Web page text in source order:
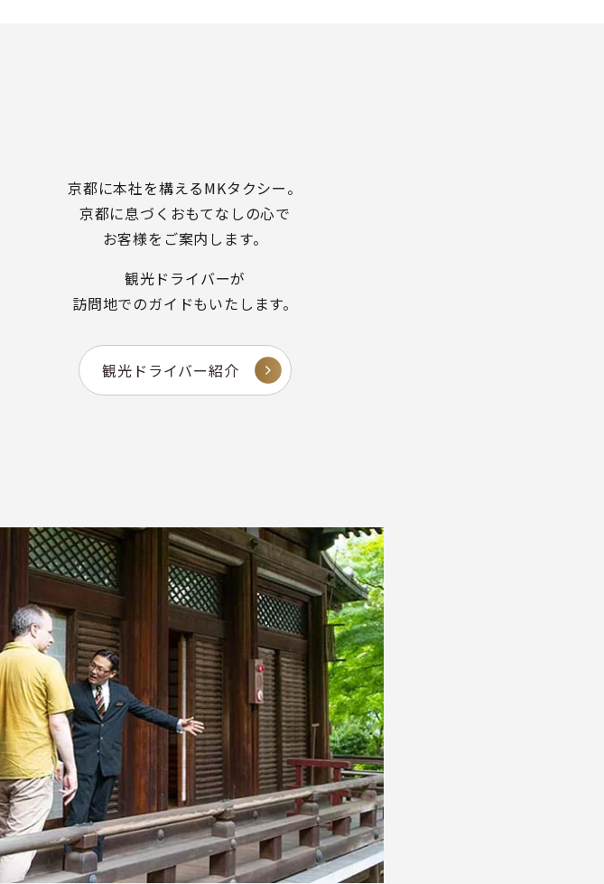
京都に本社を構えるMKタクシー。
京都に息づくおもてなしの心で
お客様をご案内します。
観光ドライバーが
訪問地でのガイドもいたします。
観光ドライバー紹介